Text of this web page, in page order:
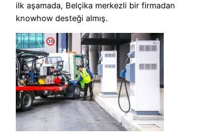
ilk aşamada, Belçika merkezli bir firmadan
knowhow desteği almış.